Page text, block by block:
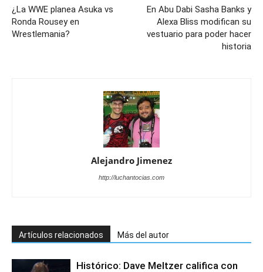
¿La WWE planea Asuka vs
Ronda Rousey en
Wrestlemania?
En Abu Dabi Sasha Banks y
Alexa Bliss modifican su
vestuario para poder hacer
historia
Alejandro Jimenez
http://luchantocias.com
Artículos relacionados Más del autor
Histórico: Dave Meltzer califica con